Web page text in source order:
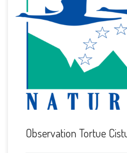
Observation Tortue